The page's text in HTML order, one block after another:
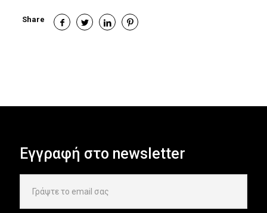
Share
Εγγραφή στο newsletter